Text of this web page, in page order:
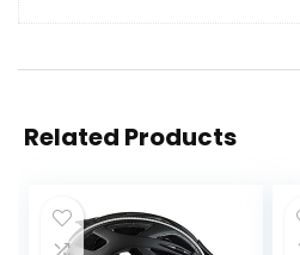
Related Products